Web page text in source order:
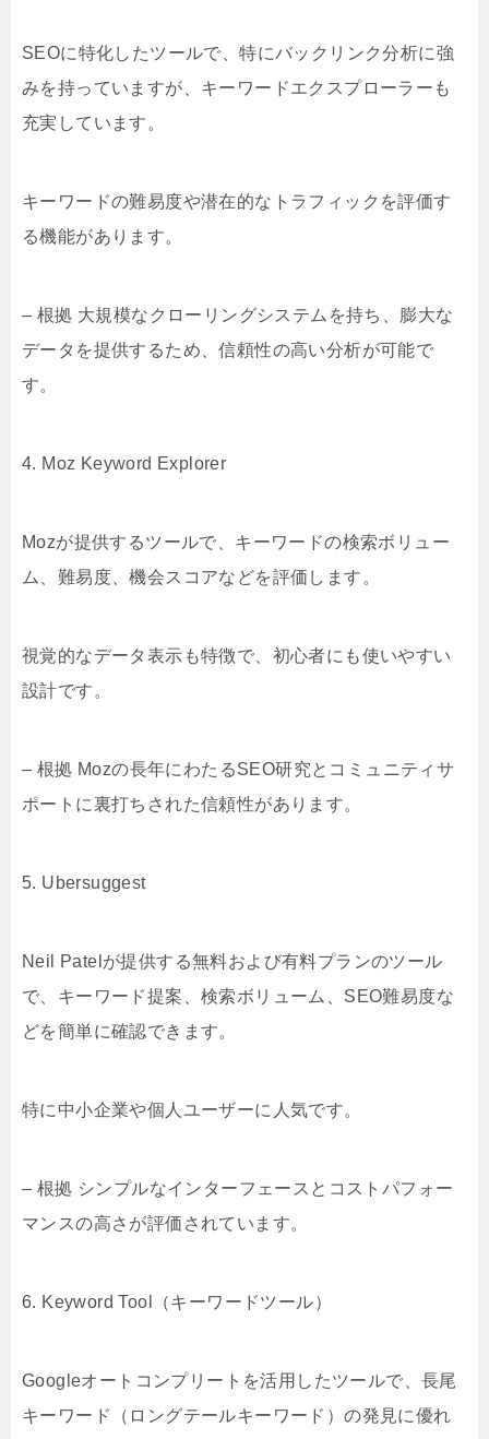
SEOに特化したツールで、特にバックリンク分析に強
みを持っていますが、キーワードエクスプローラーも
充実しています。
キーワードの難易度や潜在的なトラフィックを評価す
る機能があります。
– 根拠 大規模なクローリングシステムを持ち、膨大な
データを提供するため、信頼性の高い分析が可能で
す。
4. Moz Keyword Explorer
Mozが提供するツールで、キーワードの検索ボリュー
ム、難易度、機会スコアなどを評価します。
視覚的なデータ表示も特徴で、初心者にも使いやすい
設計です。
– 根拠 Mozの長年にわたるSEO研究とコミュニティサ
ポートに裏打ちされた信頼性があります。
5. Ubersuggest
Neil Patelが提供する無料および有料プランのツール
で、キーワード提案、検索ボリューム、SEO難易度な
どを簡単に確認できます。
特に中小企業や個人ユーザーに人気です。
– 根拠 シンプルなインターフェースとコストパフォー
マンスの高さが評価されています。
6. Keyword Tool（キーワードツール）
Googleオートコンプリートを活用したツールで、長尾
キーワード（ロングテールキーワード）の発見に優れ